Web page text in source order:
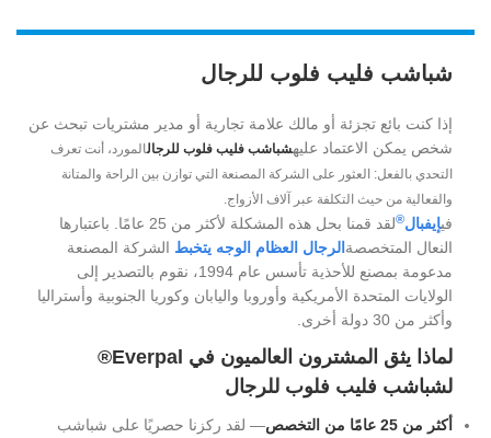
شباشب فليب فلوب للرجال
إذا كنت بائع تجزئة أو مالك علامة تجارية أو مدير مشتريات تبحث عن
شخص يمكن الاعتماد عليهشباشب فليب فلوب للرجالالمورد، أنت تعرف
التحدي بالفعل: العثور على الشركة المصنعة التي توازن بين الراحة والمتانة
والفعالية من حيث التكلفة عبر آلاف الأزواج.
فيإيفبال®
لقد قمنا بحل هذه المشكلة لأكثر من 25 عامًا. باعتبارها
النعال المتخصصة الرجال العظام الوجه يتخبط الشركة المصنعة
مدعومة بمصنع للأحذية تأسس عام 1994، نقوم بالتصدير إلى
الولايات المتحدة الأمريكية وأوروبا واليابان وكوريا الجنوبية وأستراليا
وأكثر من 30 دولة أخرى.
لماذا يثق المشترون العالميون في Everpal®
لشباشب فليب فلوب للرجال
أكثر من 25 عامًا من التخصص
— لقد ركزنا حصريًا على شباشب